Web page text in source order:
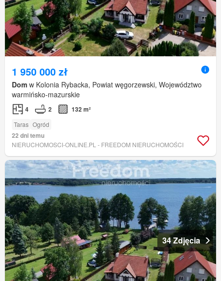
1 950 000 zł
Dom w Kolonia Rybacka, Powiat węgorzewski, Województwo
warmińsko-mazurskie
4 2 132 m²
Taras Ogród
22 dni temu
NIERUCHOMOSCI-ONLINE.PL - FREEDOM NIERUCHOMOŚCI
34 Zdjęcia